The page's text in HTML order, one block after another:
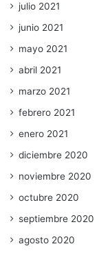
julio 2021
junio 2021
mayo 2021
abril 2021
marzo 2021
febrero 2021
enero 2021
diciembre 2020
noviembre 2020
octubre 2020
septiembre 2020
agosto 2020